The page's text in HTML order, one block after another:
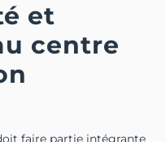
et
centre
faire partie intégrante